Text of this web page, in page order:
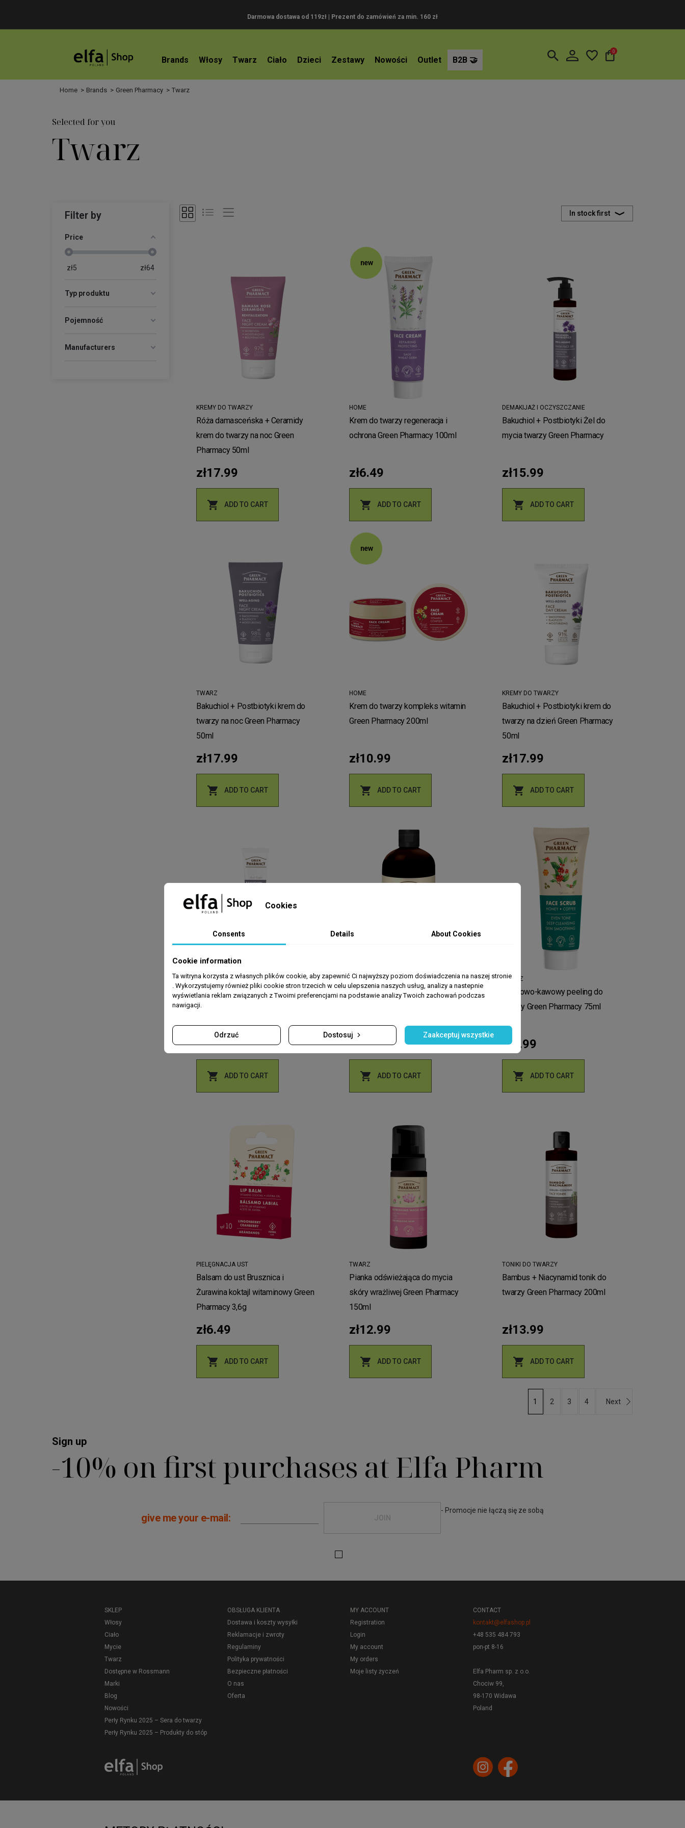
Darmowa dostawa od 119zł | Prezent do zamówień za min. 160 zł
Brands Włosy Twarz Ciało Dzieci Zestawy Nowości Outlet B2B
0
Home Brands Green Pharmacy Twarz
Selected for you
Twarz
Filter by
Price
zł5 zł64
Typ produktu
Pojemność
Manufacturers
In stock first
KREMY DO TWARZY
Róża damasceńska + Ceramidy
krem do twarzy na noc Green
Pharmacy 50ml
zł17.99
 ADD TO CART
new
HOME
Krem do twarzy regeneracja i
ochrona Green Pharmacy 100ml
zł6.49
 ADD TO CART
DEMAKIJAŻ I OCZYSZCZANIE
Bakuchiol + Postbiotyki Żel do
mycia twarzy Green Pharmacy
zł15.99
 ADD TO CART
TWARZ
Bakuchiol + Postbiotyki krem do
twarzy na noc Green Pharmacy
50ml
zł17.99
 ADD TO CART
new
HOME
Krem do twarzy kompleks witamin
Green Pharmacy 200ml
zł10.99
 ADD TO CART
KREMY DO TWARZY
Bakuchiol + Postbiotyki krem do
twarzy na dzień Green Pharmacy
50ml
zł17.99
 ADD TO CART
KREMY POD OCZY
Bakuchiol + Postbiotyki krem pod
oczy Green Pharmacy 15ml
zł15.99
 ADD TO CART
TWARZ
Woda micelarna 3 w 1 zielona
zł12.99
 ADD TO CART
TWARZ
Miodowo-kawowy peeling do
twarzy Green Pharmacy 75ml
zł5.99
 ADD TO CART
PIELĘGNACJA UST
Balsam do ust Brusznica i
Żurawina koktajl witaminowy Green
Pharmacy 3,6g
zł6.49
 ADD TO CART
TWARZ
Pianka odświeżająca do mycia
skóry wrażliwej Green Pharmacy
150ml
zł12.99
 ADD TO CART
TONIKI DO TWARZY
Bambus + Niacynamid tonik do
twarzy Green Pharmacy 200ml
zł13.99
 ADD TO CART
1 2 3 4 Next
Sign up
-10% on first purchases at Elfa Pharm
give me your e-mail: JOIN
- Promocje nie łączą się ze sobą
SKLEP
Włosy
Ciało
Mycie
Twarz
Dostępne w Rossmann
Marki
Blog
Nowości
Perły Rynku 2025 – Sera do twarzy
Perły Rynku 2025 – Produkty do stóp
OBSŁUGA KLIENTA
Dostawa i koszty wysyłki
Reklamacje i zwroty
Regulaminy
Polityka prywatności
Bezpieczne płatności
O nas
Oferta
MY ACCOUNT
Registration
Login
My account
My orders
Moje listy życzeń
CONTACT
kontakt@elfashop.pl
+48 535 484 793
pon-pt 8-16
Elfa Pharm sp. z o.o.
Chociw 99,
98-170 Widawa
Poland
Cookies
Consents Details About Cookies
Cookie information
Ta witryna korzysta z własnych plików cookie, aby zapewnić Ci najwyższy poziom doświadczenia na naszej stronie
. Wykorzystujemy również pliki cookie stron trzecich w celu ulepszenia naszych usług, analizy a nastepnie
wyświetlania reklam związanych z Twoimi preferencjami na podstawie analizy Twoich zachowań podczas
nawigacji.
Odrzuć Dostosuj Zaakceptuj wszystkie